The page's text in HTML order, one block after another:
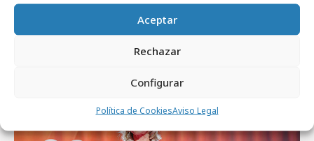
Aceptar
Rechazar
Configurar
Política de CookiesAviso Legal
De patrimonio histórico a activo cultural y
económico